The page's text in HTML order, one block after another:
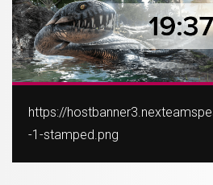
https://
-1-stamped.png